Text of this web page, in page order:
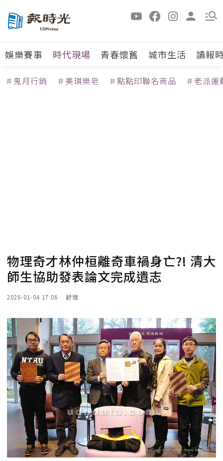
娛樂賽事 時代現場 青春懷舊 城市生活 讀報
＃鬼月行銷 ＃美琪樂皂 ＃點點印聯名商品 ＃老派運
物理奇才林仲桓離奇車禍身亡?! 清大
師生協助發表論文完成遺志
2026-01-04 17:06 舒憶